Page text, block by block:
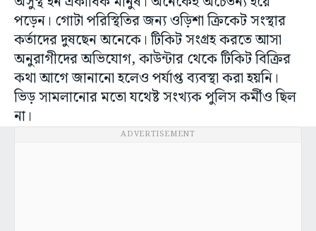
পড়েন। গোটা পরিস্থিতির জন্য ওড়িশা ক্রিকেট সংস্থার
কর্তাদের দুষছেন অনেকে। টিকিট সংগ্রহ করতে আসা
অনুরাগীদের অভিযোগ, কাউন্টার থেকে টিকিট বিক্রির
কথা আগে জানানো হলেও পর্যাপ্ত ব্যবস্থা করা হয়নি।
ভিড় সামলানোর মতো যথেষ্ট সংখ্যক পুলিস কর্মীও ছিল
না।
ADVERTISEMENT